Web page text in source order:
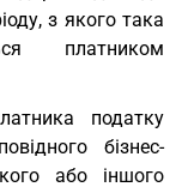
з якого така
платником
податку
бізнес-
або іншого